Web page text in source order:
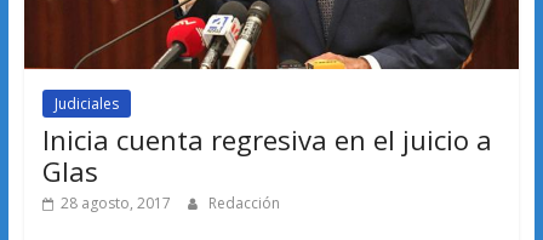
Judiciales
Inicia cuenta regresiva en el juicio a
Glas
28 agosto, 2017 Redacción